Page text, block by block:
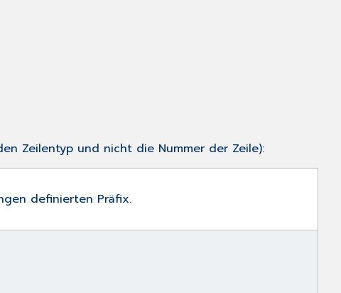
Zeilentyp und nicht die Nummer der Zeile):
definierten Präfix.